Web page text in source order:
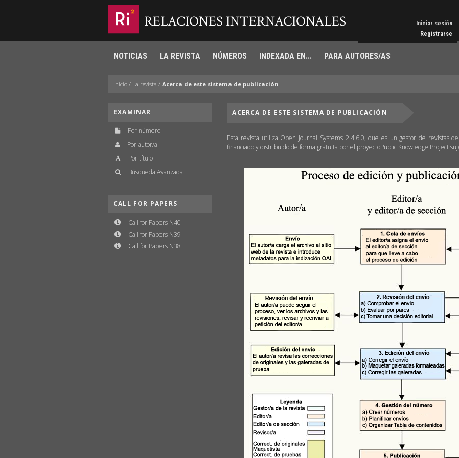
RELACIONES INTERNACIONALES
Iniciar sesión
Registrarse
NOTICIAS LA REVISTA NÚMEROS INDEXADA EN... PARA AUTORES/AS
Inicio / La revista / Acerca de este sistema de publicación
EXAMINAR
Por número
Por autor/a
Por título
Búsqueda Avanzada
CALL FOR PAPERS
Call for Papers N40
Call for Papers N39
Call for Papers N38
ACERCA DE ESTE SISTEMA DE PUBLICACIÓN
Esta revista utiliza Open Journal Systems 2.4.6.0, que es un gestor de revistas
financiado y distribuido de forma gratuita por el proyectoPublic Knowledge Project